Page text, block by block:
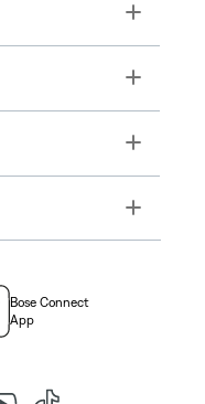
Toggle
Toggle
Toggle
Toggle
Bose Connect
App